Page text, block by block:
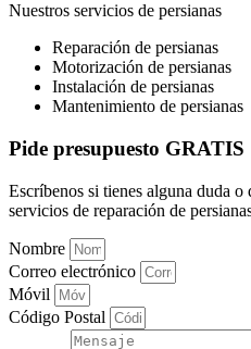
Nuestros servicios de persianas
Reparación de persianas
Motorización de persianas
Instalación de persianas
Mantenimiento de persianas
Pide presupuesto GRATIS
Escríbenos si tienes alguna duda o
servicios de reparación de
Nombre
Correo electrónico
Móvil
Código Postal